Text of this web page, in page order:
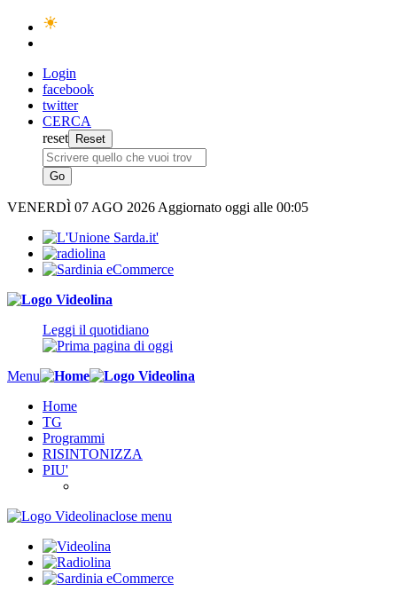
Login
facebook
twitter
CERCA
reset
VENERDÌ 07 AGO 2026 Aggiornato oggi alle 00:05
Leggi il quotidiano
Menu
Home
TG
Programmi
RISINTONIZZA
PIU'
close menu